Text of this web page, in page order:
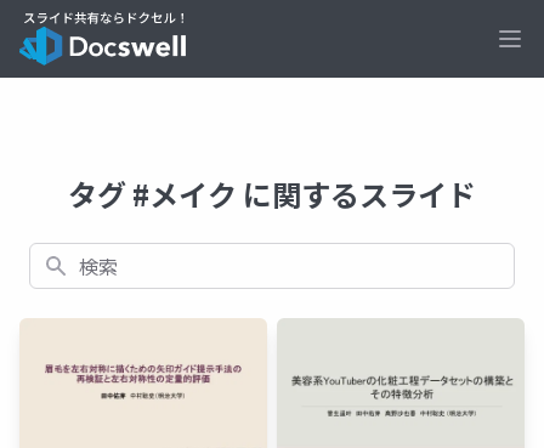
タグ #メイク に関するスライド
検索